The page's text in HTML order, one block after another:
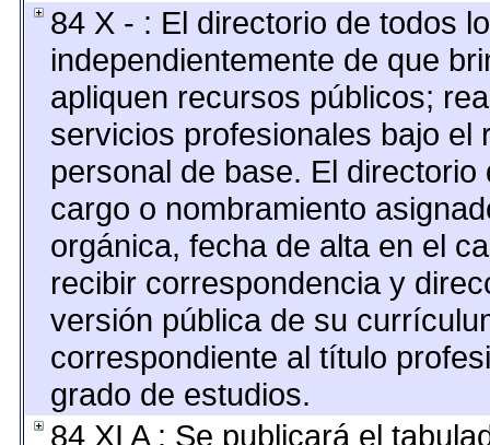
84 X - : El directorio de todos
independientemente de que
apliquen recursos públicos;
servicios profesionales bajo el
personal de base. El
cargo o nombramiento
orgánica, fecha de alta en el
recibir correspondencia y
versión pública de su
correspondiente al título
grado de estudios.
84 XI A : Se publicará el